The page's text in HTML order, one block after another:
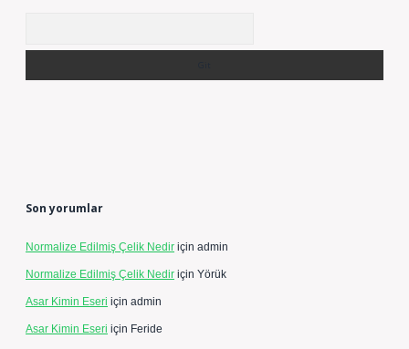
Son yorumlar
Normalize Edilmiş Çelik Nedir için admin
Normalize Edilmiş Çelik Nedir için Yörük
Asar Kimin Eseri için admin
Asar Kimin Eseri için Feride